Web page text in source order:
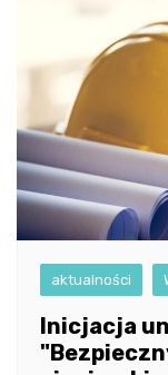
aktualności
Inicjacja